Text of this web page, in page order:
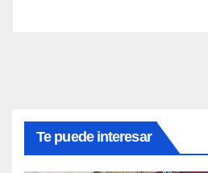
Te puede interesar